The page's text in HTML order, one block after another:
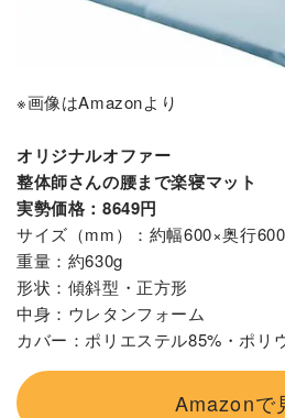
※画像はAmazonより
オリジナルオファー
整体師さんの腰まで楽寝マット
実勢価格：8649円
サイズ（mm）：約幅600×奥行
重量：約630g
形状：傾斜型・正方形
中身：ウレタンフォーム
カバー：ポリエステル85%・ポリ
Amazonで